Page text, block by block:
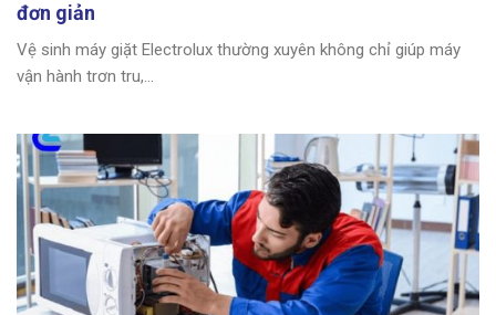
đơn giản
Vệ sinh máy giặt Electrolux thường xuyên không chỉ giúp máy
vận hành trơn tru,...